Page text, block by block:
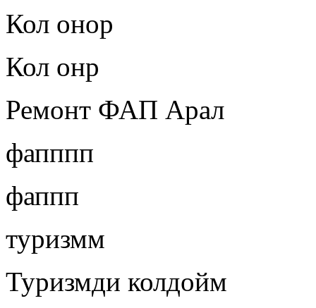
Кол онор
Кол онр
Ремонт ФАП Арал
фапппп
фаппп
туризмм
Туризмди колдойм